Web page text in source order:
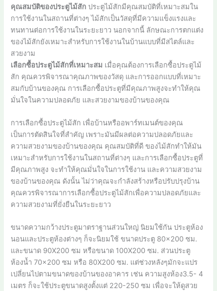
คุณสมบัติของประตูไม้สัก ประตูไม้สักมีคุณสมบัติที่เหมาะสมใน
การใช้งานในสถานที่ต่างๆ ไม้สักเป็นวัสดุที่มีความแข็งแรงและ
ทนทานต่อการใช้งานในระยะยาว นอกจากนี้ ลักษณะการตกแต่ง
ของไม้สักยังเหมาะสำหรับการใช้งานในบ้านแบบที่มีสไตล์และ
สวยงาม
เลือกซื้อประตูไม้สักที่เหมาะสม เมื่อคุณต้องการเลือกซื้อประตูไม้
สัก คุณควรพิจารณาคุณภาพของวัสดุ และการออกแบบที่เหมาะ
สมกับบ้านของคุณ การเลือกซื้อประตูที่มีคุณภาพสูงจะทำให้คุณ
มั่นใจในความปลอดภัย และสวยงามของบ้านของคุณ
การเลือกซื้อประตูไม้สัก เพื่อบ้านหรืออพาร์ทเมนต์ของคุณ
เป็นการตัดสินใจที่สำคัญ เพราะมันมีผลต่อความปลอดภัยและ
ความสวยงามของบ้านของคุณ คุณสมบัติที่ดี ของไม้สักทำให้มัน
เหมาะสำหรับการใช้งานในสถานที่ต่างๆ และการเลือกซื้อประตูที่
มีคุณภาพสูง จะทำให้คุณมั่นใจในการใช้งาน และความสวยงาม
ของบ้านของคุณ ดังนั้น ไม่ว่าคุณจะกำลังสร้างหรือปรับปรุงบ้าน
คุณควรพิจารณาการเลือกซื้อประตูไม้สักเพื่อความปลอดภัยและ
ความสวยงามที่ยั่งยืนในระยะยาว
ขนาดความกว้างประตูมาตราฐานส่วนใหญ่ นิยมใช้กัน ประตูห้อง
นอนและประตูห้องต่างๆ ก็จะนิยมใช้ ขนาดประตู 80×200 ซม.
และขนาด 90X200 ซม หรือขนาด 100X200 ซม. ส่วนประตู
ห้องน้ำ 70×200 ซม หรือ 80X200 ซม. แต่ช่วงหลังๆมักจะแปร
เปลี่ยนไปตามขนาดของบ้านของอาคาร เช่น ความสูงห้อง3.5- 4
เมตร ก็จะใช้ประตูขนาดสูงตั้งแต่ 220-250 ซม เพื่อจะให้ดูสวย